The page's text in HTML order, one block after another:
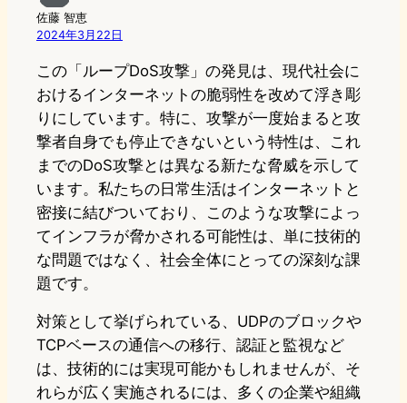
佐藤 智恵
2024年3月22日
この「ループDoS攻撃」の発見は、現代社会に
おけるインターネットの脆弱性を改めて浮き彫
りにしています。特に、攻撃が一度始まると攻
撃者自身でも停止できないという特性は、これ
までのDoS攻撃とは異なる新たな脅威を示して
います。私たちの日常生活はインターネットと
密接に結びついており、このような攻撃によっ
てインフラが脅かされる可能性は、単に技術的
な問題ではなく、社会全体にとっての深刻な課
題です。
対策として挙げられている、UDPのブロックや
TCPベースの通信への移行、認証と監視など
は、技術的には実現可能かもしれませんが、そ
れらが広く実施されるには、多くの企業や組織